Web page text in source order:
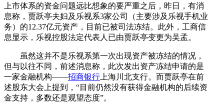
上市体系的资金问题远比想象的要严重之后，昨日，有消
息称，贾跃亭夫妇及乐视系3家公司（主要涉及乐视手机业
务）的12.37亿元资产，目前已被司法冻结。此外，工商信
息显示，乐视控股法定代表人已由贾跃亭变更为吴孟。
虽然这并不是乐视系第一次出现资产被冻结的情况，
但与以往不同，前述消息称，此次发出资产冻结申请的是
一家金融机构——招商银行 上海川北支行。而贾跃亭在前
述股东大会上提到，“目前仍然没有获得金融机构的后续资
金支持，多数还是观望态度”。